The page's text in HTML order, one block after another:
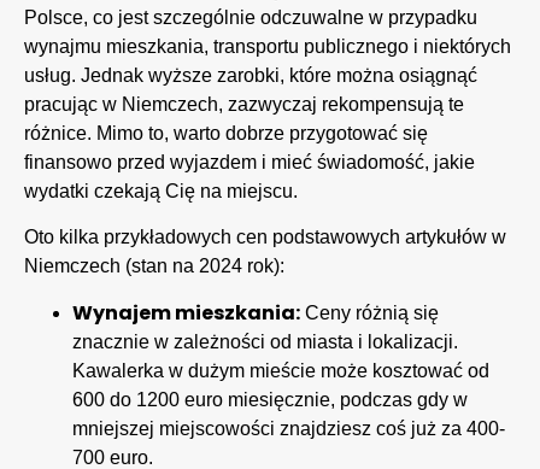
Polsce, co jest szczególnie odczuwalne w przypadku
wynajmu mieszkania, transportu publicznego i niektórych
usług. Jednak wyższe zarobki, które można osiągnąć
pracując w Niemczech, zazwyczaj rekompensują te
różnice. Mimo to, warto dobrze przygotować się
finansowo przed wyjazdem i mieć świadomość, jakie
wydatki czekają Cię na miejscu.
Oto kilka przykładowych cen podstawowych artykułów w
Niemczech (stan na 2024 rok):
Wynajem mieszkania: Ceny różnią się
znacznie w zależności od miasta i lokalizacji.
Kawalerka w dużym mieście może kosztować od
600 do 1200 euro miesięcznie, podczas gdy w
mniejszej miejscowości znajdziesz coś już za 400-
700 euro.